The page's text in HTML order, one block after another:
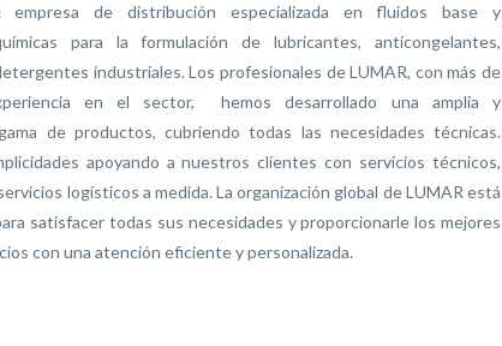
empresa de distribución especializada en fluidos base y
para la formulación de lubricantes, anticongelantes,
industriales. Los profesionales de LUMAR, con más de
en el sector, hemos desarrollado una amplia y
de productos, cubriendo todas las necesidades técnicas.
apoyando a nuestros clientes con servicios técnicos,
logísticos a medida. La organización global de LUMAR está
satisfacer todas sus necesidades y proporcionarle los mejores
con una atención eficiente y personalizada.